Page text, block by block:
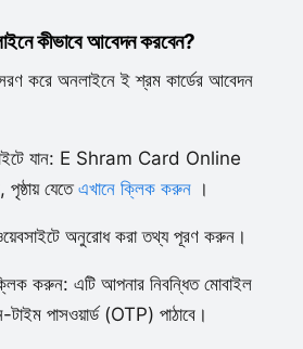
কীভাবে আবেদন করবেন?
করে অনলাইনে ই শ্রম কার্ডের আবেদন
যান: E Shram Card Online
যেতে এখানে ক্লিক করুন।
অনুরোধ করা তথ্য পূরণ করুন।
ক্লিক করুন: এটি আপনার নিবন্ধিত মোবাইল
টাইম পাসওয়ার্ড (OTP) পাঠাবে।